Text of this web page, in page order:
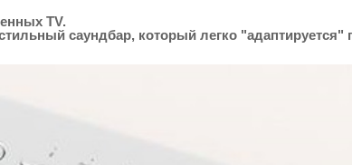
TV.
саундбар, который легко